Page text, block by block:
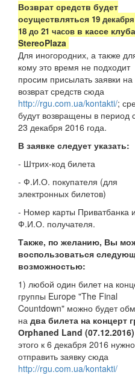
Возврат средств будет
осуществляться 19
18 до 21 часов в кассе клуба
StereoPlaza
Для иногородних, а также
кому это время не подходит
просим присылать заявки на
возврат средств сюда
http://rgu.com.ua/kontakti/;
будут возвращены в период
23 декабря 2016 года.
В заявке следует указать:
- Штрих-код билета
- Ф.И.О. покупателя (для
электронных билетов)
- Номер карты Приватбанка и
Ф.И.О. получателя.
Также, по желанию, Вы
воспользоваться
возможностью:
1) любой один билет на
группы Europe "The Final
Countdown" можно будет
на два билета на концерт
Оrphaned Land (07.12.2016)
этого к 6 декабря 2016 нужно
отправить заявку сюда
http://rgu.com.ua/kontakti/